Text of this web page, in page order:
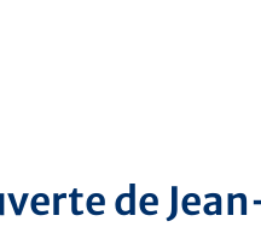
de